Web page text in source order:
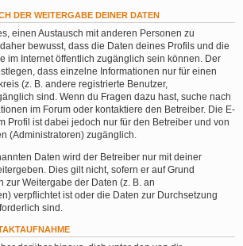
DER WEITERGABE DEINER DATEN
einen Austausch mit anderen Personen zu
bewusst, dass die Daten deines Profils und die
im Internet öffentlich zugänglich sein können. Der
dass einzelne Informationen nur für einen
(z. B. andere registrierte Benutzer,
sind. Wenn du Fragen dazu hast, suche nach
im Forum oder kontaktiere den Betreiber. Die E-
Profil ist dabei jedoch nur für den Betreiber und von
(Administratoren) zugänglich.
Daten wird der Betreiber nur mit deiner
Dies gilt nicht, sofern er auf Grund
zur Weitergabe der Daten (z. B. an
verpflichtet ist oder die Daten zur Durchsetzung
sind.